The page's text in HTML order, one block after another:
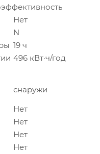
Нет
N
19 ч
496 кВт·ч/год
снаружи
Нет
Нет
Нет
Нет